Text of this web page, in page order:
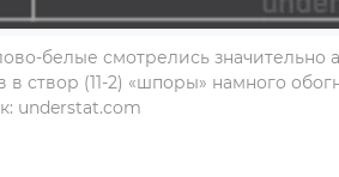
белые смотрелись значительно
створ (11-2) «шпоры» намного
understat.com